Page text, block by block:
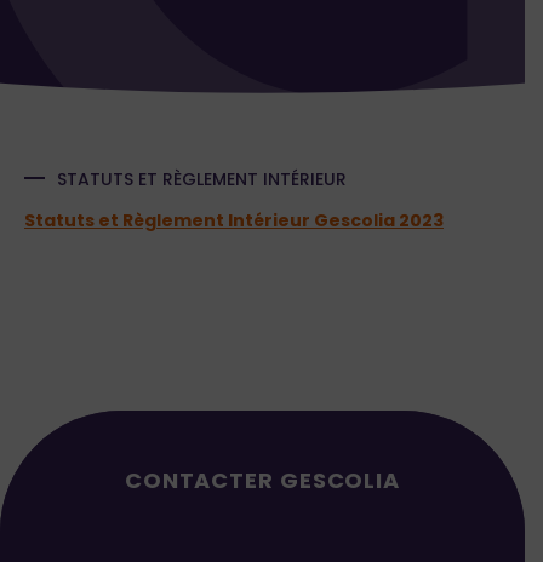
STATUTS ET RÈGLEMENT INTÉRIEUR
Statuts et Règlement Intérieur Gescolia 2023
CONTACTER GESCOLIA